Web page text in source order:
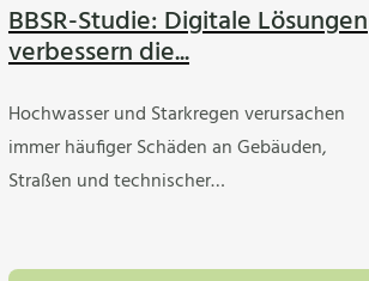
BBSR-Studie: Digitale Lösungen
verbessern die...
Hochwasser und Starkregen verursachen
immer häufiger Schäden an Gebäuden,
Straßen und technischer…